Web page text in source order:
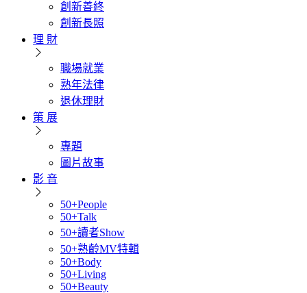
創新善終
創新長照
理 財
職場就業
熟年法律
退休理財
策 展
專題
圖片故事
影 音
50+People
50+Talk
50+讀者Show
50+熟齡MV特輯
50+Body
50+Living
50+Beauty